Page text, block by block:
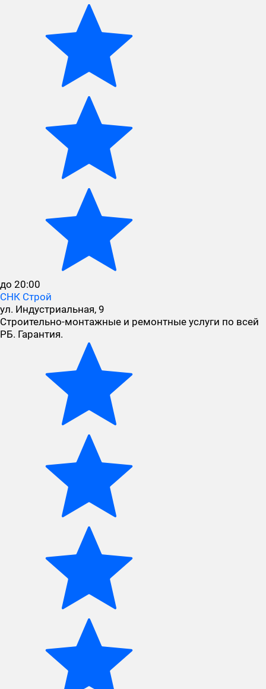
до 20:00
СНК Строй
ул. Индустриальная, 9
Строительно-монтажные и ремонтные услуги по всей
РБ. Гарантия.